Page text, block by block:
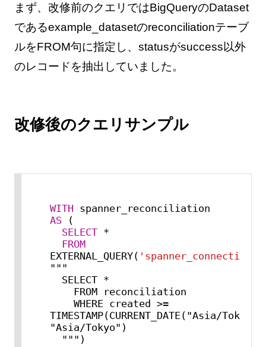
まず、改修前のクエリではBigQueryのDataset
であるexample_datasetのreconciliationテーブ
ルをFROM句に指定し、statusがsuccess以外
のレコードを抽出していました。
改修後のクエリサンプル
WITH
AS (
SELECT *
FROM
EXTERNAL_QUERY(
"""
TIMESTAMP(CURRENT_DATE("Asia/
"Asia/Tokyo")